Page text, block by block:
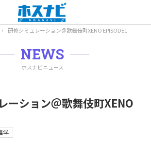
研修シミュレーション＠歌舞伎町XENO EPISODE1
NEWS
ホスナビニュース
ーション＠歌舞伎町XENO
学